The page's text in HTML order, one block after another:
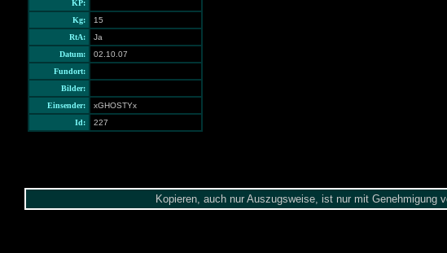
KP:
Kg:
15
RtA:
Ja
Datum:
02.10.07
Fundort:
Bilder:
Einsender:
xGHOSTYx
Id:
227
Kopieren, auch nur Auszugsweise, ist nur mit Genehmigung